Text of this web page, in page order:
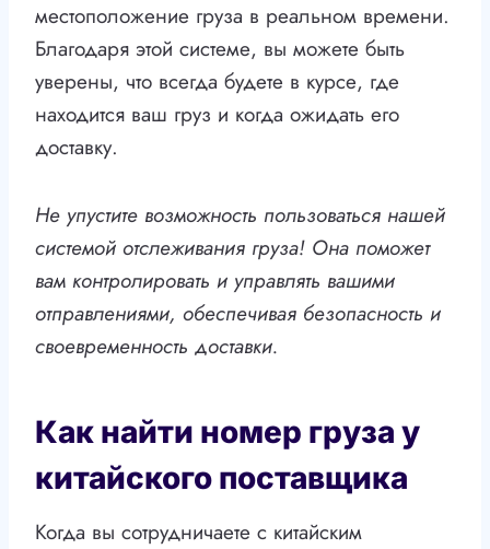
местоположение груза в реальном времени.
Благодаря этой системе, вы можете быть
уверены, что всегда будете в курсе, где
находится ваш груз и когда ожидать его
доставку.
Не упустите возможность пользоваться нашей
системой отслеживания груза! Она поможет
вам контролировать и управлять вашими
отправлениями, обеспечивая безопасность и
своевременность доставки.
Как найти номер груза у
китайского поставщика
Когда вы сотрудничаете с китайским